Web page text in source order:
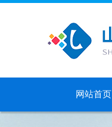
网站首页